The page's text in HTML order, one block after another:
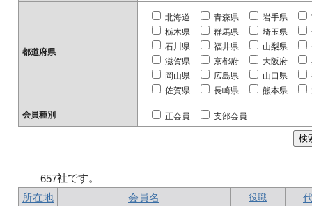
都道府県
北海道 青森県 岩手県
栃木県
群馬県 埼玉県
石川県
福井県 山梨県
滋賀県
京都府 大阪府
岡山県
広島県 山口県
佐賀県
長崎県 熊本県
会員種別 正会員 支部会員
657社です。
所在地
会員名 役職